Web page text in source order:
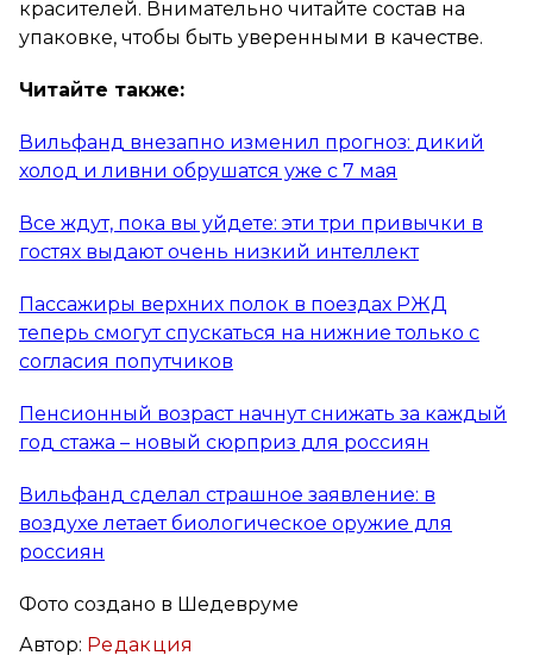
красителей. Внимательно читайте состав на
упаковке, чтобы быть уверенными в качестве.
Читайте также:
Вильфанд внезапно изменил прогноз: дикий
холод и ливни обрушатся уже с 7 мая
Все ждут, пока вы уйдете: эти три привычки в
гостях выдают очень низкий интеллект
Пассажиры верхних полок в поездах РЖД
теперь смогут спускаться на нижние только с
согласия попутчиков
Пенсионный возраст начнут снижать за каждый
год стажа – новый сюрприз для россиян
Вильфанд сделал страшное заявление: в
воздухе летает биологическое оружие для
россиян
Фото создано в Шедевруме
Автор: Редакция